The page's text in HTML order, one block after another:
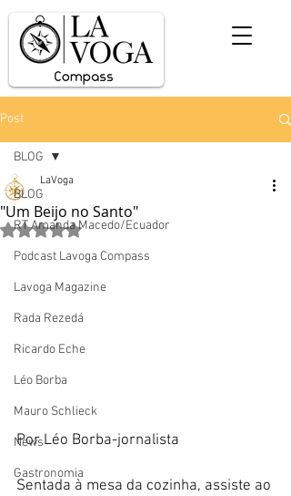
Post
BLOG
RT Amanda Macedo/Ecuador
Podcast Lavoga Compass
Lavoga Magazine
Rada Rezedá
Ricardo Eche
Léo Borba
Mauro Schlieck
News
Gastronomia
BLOG
"Um Beijo no Santo"
LaVoga
Avaliado com NaN de 5 estrelas.
Por Léo Borba-jornalista
Sentada à mesa da cozinha, assiste ao